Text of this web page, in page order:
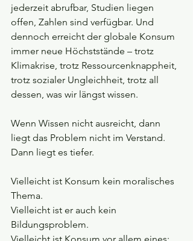
jederzeit abrufbar, Studien liegen
offen, Zahlen sind verfügbar. Und
dennoch erreicht der globale Konsum
immer neue Höchststände – trotz
Klimakrise, trotz Ressourcenknappheit,
trotz sozialer Ungleichheit, trotz all
dessen, was wir längst wissen.
Wenn Wissen nicht ausreicht, dann
liegt das Problem nicht im Verstand.
Dann liegt es tiefer.
Vielleicht ist Konsum kein moralisches
Thema.
Vielleicht ist er auch kein
Bildungsproblem.